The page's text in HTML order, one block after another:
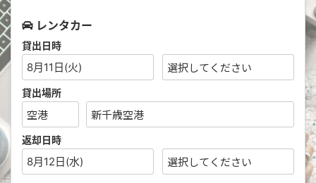
レンタカー
貸出日時
8月11日(火)
貸出場所
返却日時
8月12日(水)